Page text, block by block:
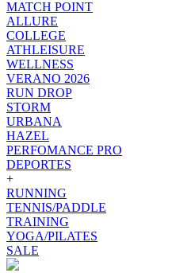
MATCH POINT
ALLURE
COLLEGE
ATHLEISURE
WELLNESS
VERANO 2026
RUN DROP
STORM
URBANA
HAZEL
PERFOMANCE PRO
DEPORTES
+
RUNNING
TENNIS/PADDLE
TRAINING
YOGA/PILATES
SALE